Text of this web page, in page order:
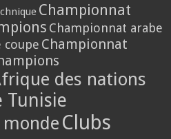
Championnat
Championnat arabe
coupe Championnat
des nations
Tunisie
Clubs